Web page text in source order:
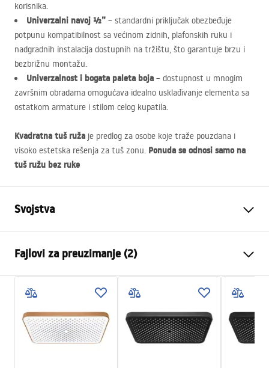
korisnika.
Univerzalni navoj ½” – standardni priključak obezbeđuje
potpunu kompatibilnost sa većinom zidnih, plafonskih ruku i
nadgradnih instalacija dostupnih na tržištu, što garantuje brzu i
bezbrižnu montažu.
Univerzalnost i bogata paleta boja – dostupnost u mnogim
završnim obradama omogućava idealno usklađivanje elementa sa
ostatkom armature i stilom celog kupatila.
Kvadratna tuš ruža je predlog za osobe koje traže pouzdana i
visoko estetska rešenja za tuš zonu. Ponuda se odnosi samo na
tuš ružu bez ruke
Svojstva
Materijal
Način montaže
Na šrafove
Širina
245
Visina
2mm
Dubina
245mm
Fajlovi za preuzimanje (2)
Garantni uslovi